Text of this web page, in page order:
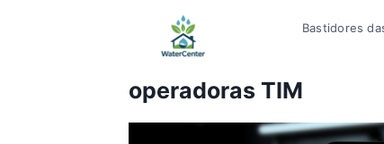
Bastidores
operadoras TIM